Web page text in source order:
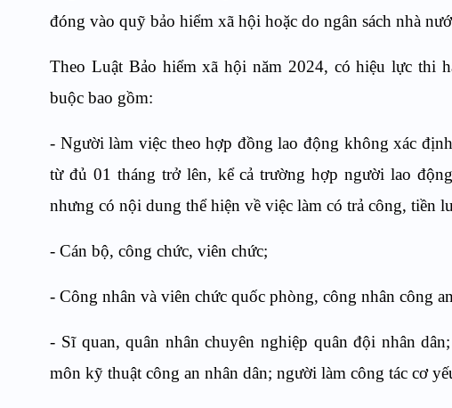
đóng vào quỹ bảo hiểm xã hội hoặc do ngân sách nhà
Theo Luật Bảo hiểm xã hội năm 2024, có hiệu lực thi
buộc bao gồm:
- Người làm việc theo hợp đồng lao động không xác
từ đủ 01 tháng trở lên, kể cả trường hợp người lao
nhưng có nội dung thể hiện về việc làm có trả công, tiền
- Cán bộ, công chức, viên chức;
- Công nhân và viên chức quốc phòng, công nhân công
- Sĩ quan, quân nhân chuyên nghiệp quân đội nhân
môn kỹ thuật công an nhân dân; người làm công tác cơ